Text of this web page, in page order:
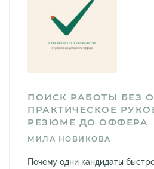
ПОИСК РАБОТЫ БЕЗ
ПРАКТИЧЕСКОЕ
РЕЗЮМЕ ДО ОФФЕРА
МИЛА НОВИКОВА
Почему одни кандидаты